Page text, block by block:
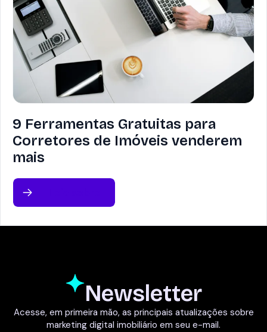
9 Ferramentas Gratuitas para
Corretores de Imóveis venderem
mais
Newsletter
Acesse, em primeira mão, as principais atualizações sobre
marketing digital imobiliário em seu e-mail.